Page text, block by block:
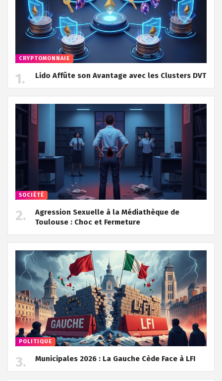
CRYPTOMONNAIE
Lido Affûte son Avantage avec les Clusters DVT
SOCIÉTÉ
Agression Sexuelle à la Médiathèque de
Toulouse : Choc et Fermeture
POLITIQUE
Municipales 2026 : La Gauche Cède Face à LFI